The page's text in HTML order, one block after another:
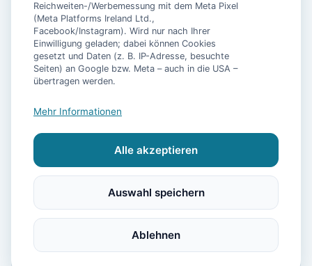
1-Zimmer Apartment nah der Nordsee mit
Balkon inkl. Schwimmbad- &
Saunanutzung
Balkon inkl. Schwimmbad- &
1-Zimmer Apartment nahe Nordsee mit
Terrasse inkl. Schwimmbad- &
1-Zimmer-Apartment, strandnah, mit
Reichweiten-/Werbemessung mit dem Meta Pixel
(Meta Platforms Ireland Ltd.,
Facebook/Instagram). Wird nur nach Ihrer
Einwilligung geladen; dabei können Cookies
gesetzt und Daten (z. B. IP-Adresse, besuchte
Seiten) an Google bzw. Meta – auch in die USA –
übertragen werden.
Mehr Informationen
Alle akzeptieren
Auswahl speichern
Ablehnen